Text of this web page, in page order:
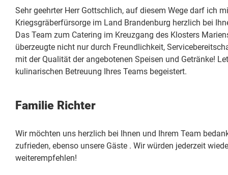
Sehr geehrter Herr Gottschlich, auf diesem Wege darf ich
Kriegsgräberfürsorge im Land Brandenburg herzlich bei
Das Team zum Catering im Kreuzgang des Klosters
überzeugte nicht nur durch Freundlichkeit,
mit der Qualität der angebotenen Speisen und Getränke!
kulinarischen Betreuung Ihres Teams begeistert.
Familie Richter
Wir möchten uns herzlich bei Ihnen und Ihrem Team
zufrieden, ebenso unsere Gäste . Wir würden jederzeit
weiterempfehlen!